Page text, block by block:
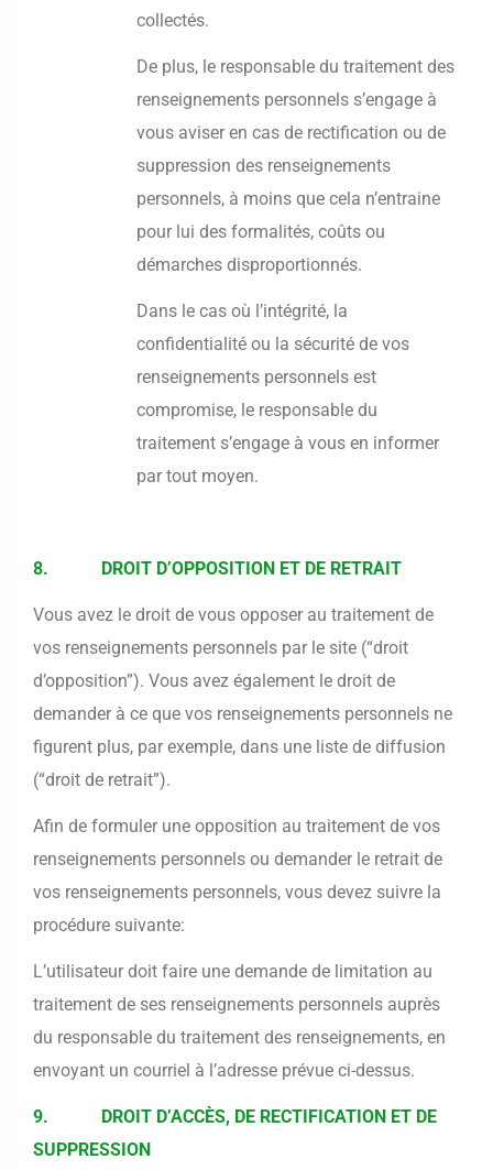
collectés.
De plus, le responsable du traitement des
renseignements personnels s’engage à
vous aviser en cas de rectification ou de
suppression des renseignements
personnels, à moins que cela n’entraine
pour lui des formalités, coûts ou
démarches disproportionnés.
Dans le cas où l’intégrité, la
confidentialité ou la sécurité de vos
renseignements personnels est
compromise, le responsable du
traitement s’engage à vous en informer
par tout moyen.
8. DROIT D’OPPOSITION ET DE RETRAIT
Vous avez le droit de vous opposer au traitement de
vos renseignements personnels par le site (“droit
d’opposition”). Vous avez également le droit de
demander à ce que vos renseignements personnels ne
figurent plus, par exemple, dans une liste de diffusion
(“droit de retrait”).
Afin de formuler une opposition au traitement de vos
renseignements personnels ou demander le retrait de
vos renseignements personnels, vous devez suivre la
procédure suivante:
L’utilisateur doit faire une demande de limitation au
traitement de ses renseignements personnels auprès
du responsable du traitement des renseignements, en
envoyant un courriel à l’adresse prévue ci-dessus.
9. DROIT D’ACCÈS, DE RECTIFICATION ET DE
SUPPRESSION